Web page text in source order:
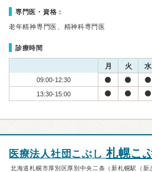
専門医・資格：
老年精神専門医、精神科専門医
診療時間
月 火 水
09:00-12:30
13:30-15:00
医療法人社団こぶし 札幌こ
北海道札幌市厚別区厚別中央二条（新札幌駅（新